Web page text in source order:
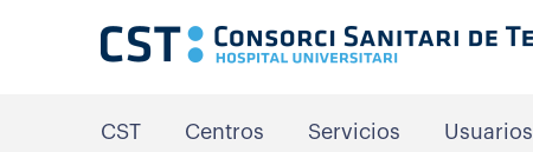
CST Centros Servicios Usuarios